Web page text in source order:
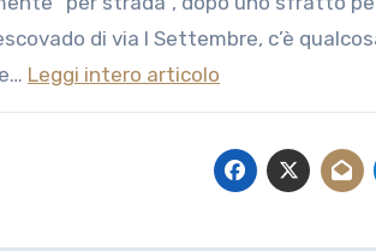
di via I Settembre, c’è
Leggi intero articolo